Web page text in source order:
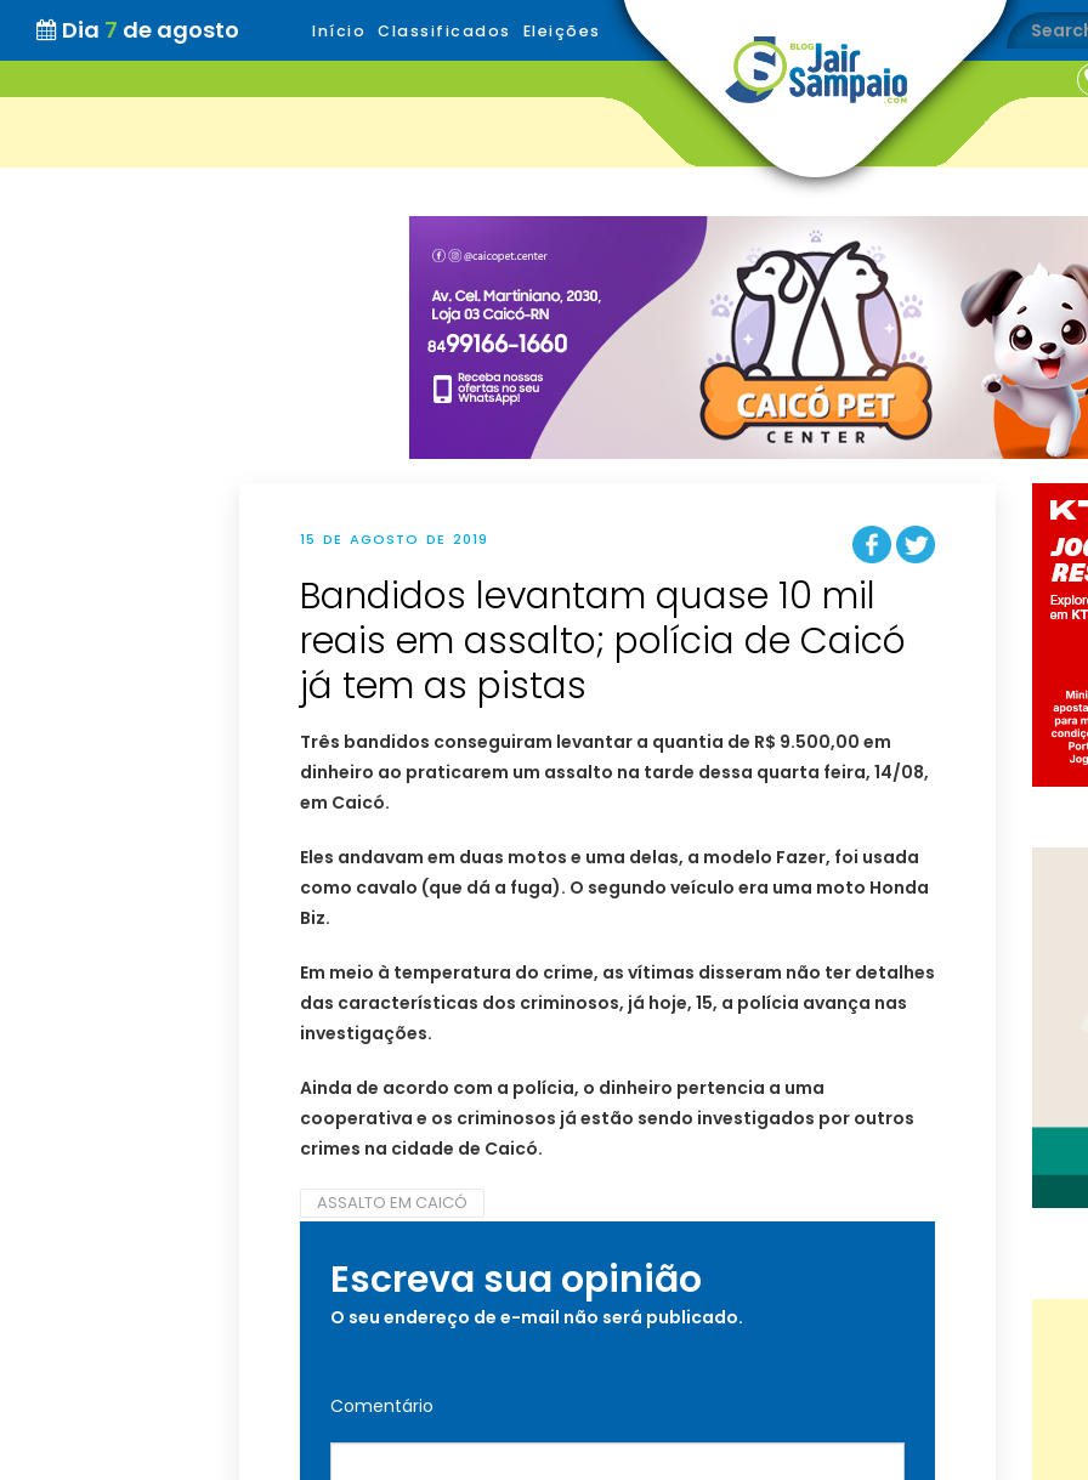
Dia 7 de agosto Início Classificados Eleições
15 DE AGOSTO DE 2019
Bandidos levantam quase 10 mil
reais em assalto; polícia de Caicó
já tem as pistas
Três bandidos conseguiram levantar a quantia de R$ 9.500,00 em
dinheiro ao praticarem um assalto na tarde dessa quarta feira, 14/08,
em Caicó.
Eles andavam em duas motos e uma delas, a modelo Fazer, foi usada
como cavalo (que dá a fuga). O segundo veículo era uma moto Honda
Biz.
Em meio à temperatura do crime, as vítimas disseram não ter detalhes
das características dos criminosos, já hoje, 15, a polícia avança nas
investigações.
Ainda de acordo com a polícia, o dinheiro pertencia a uma
cooperativa e os criminosos já estão sendo investigados por outros
crimes na cidade de Caicó.
ASSALTO EM CAICÓ
Escreva sua opinião
O seu endereço de e-mail não será publicado.
Comentário